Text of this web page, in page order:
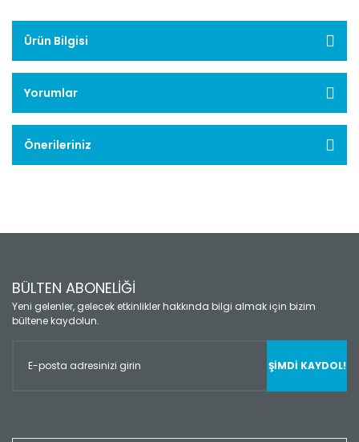
Ürün Bilgisi
Yorumlar
Önerileriniz
BÜLTEN ABONELİĞİ
Yeni gelenler, gelecek etkinlikler hakkında bilgi almak için bizim
bültene kaydolun.
ŞİMDİ KAYDOL!